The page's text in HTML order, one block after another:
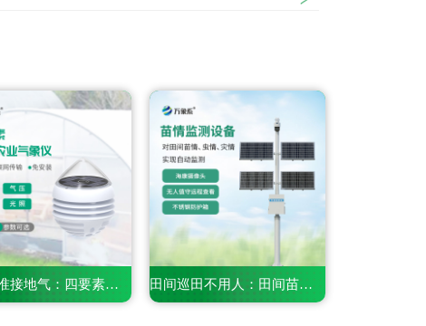
小巧精准接地气：四要素微型农业气象仪，适配田间精细化务农 田间巡田不用人：田间苗情灾情一体化自动监测系统守护粮食稳产